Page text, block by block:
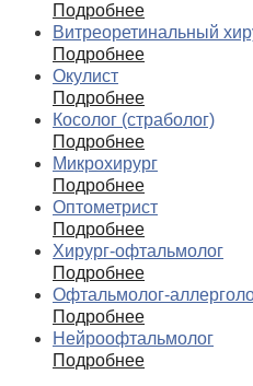
Подробнее
Витреоретинальный
Подробнее
Окулист
Подробнее
Косолог (страболог)
Подробнее
Микрохирург
Подробнее
Оптометрист
Подробнее
Хирург-офтальмолог
Подробнее
Офтальмолог-
Подробнее
Нейроофтальмолог
Подробнее